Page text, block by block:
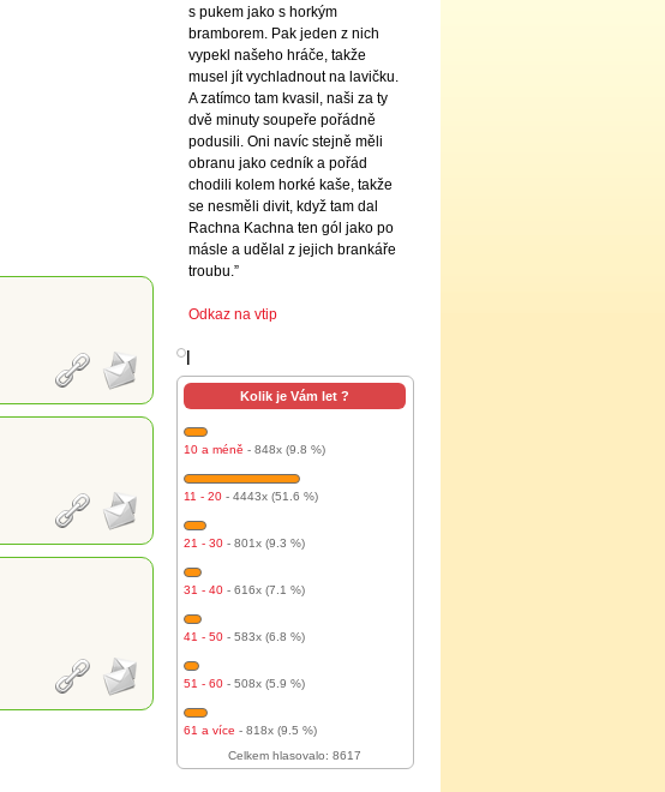
s pukem jako s horkým
bramborem. Pak jeden z nich
vypekl našeho hráče, takže
musel jít vychladnout na lavičku.
A zatímco tam kvasil, naši za ty
dvě minuty soupeře pořádně
podusili. Oni navíc stejně měli
obranu jako cedník a pořád
chodili kolem horké kaše, takže
se nesměli divit, když tam dal
Rachna Kachna ten gól jako po
másle a udělal z jejich brankáře
troubu.”
Odkaz na vtip
Kolik je Vám let ?
10 a méně - 848x (9.8 %)
11 - 20 - 4443x (51.6 %)
21 - 30 - 801x (9.3 %)
31 - 40 - 616x (7.1 %)
41 - 50 - 583x (6.8 %)
51 - 60 - 508x (5.9 %)
61 a více - 818x (9.5 %)
Celkem hlasovalo: 8617